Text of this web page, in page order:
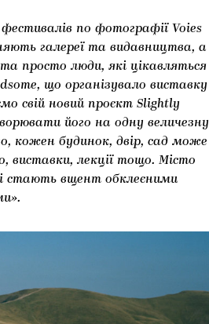
по фотографії Voies
галереї та видавництва, а
просто люди, які цікавляться
що організувало виставку
свій новий проєкт Slightly
його на одну величезну
кожен будинок, двір, сад може
виставки, лекції тощо. Місто
стають вщент обклеєними